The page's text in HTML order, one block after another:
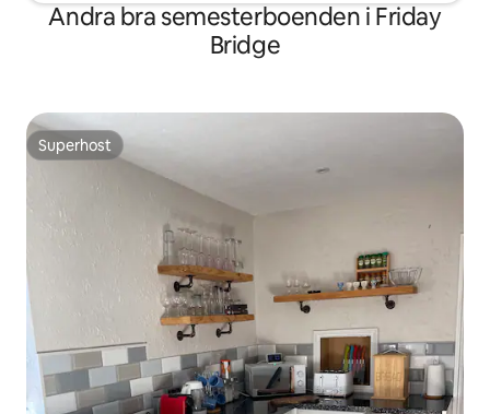
Andra bra semesterboenden i Friday
Bridge
Superhost
Superhost